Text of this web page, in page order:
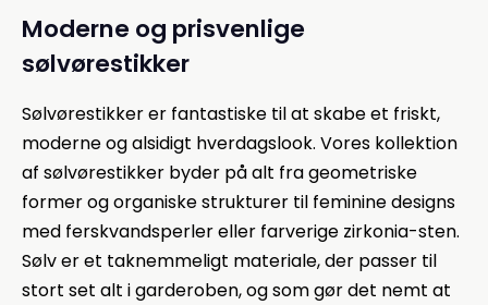
Moderne og prisvenlige
sølvørestikker
Sølvørestikker er fantastiske til at skabe et friskt,
moderne og alsidigt hverdagslook. Vores kollektion
af sølvørestikker byder på alt fra geometriske
former og organiske strukturer til feminine designs
med ferskvandsperler eller farverige zirkonia-sten.
Sølv er et taknemmeligt materiale, der passer til
stort set alt i garderoben, og som gør det nemt at